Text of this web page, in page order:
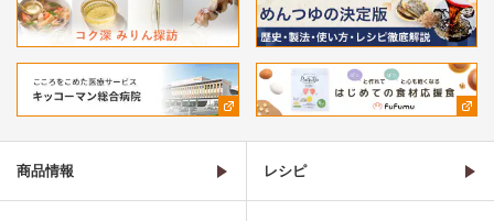
商品情報 レシピ